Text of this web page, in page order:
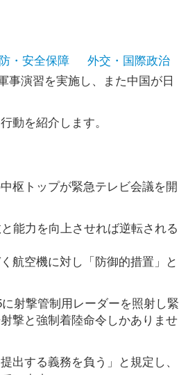
・安全保障
外交・国際政治
事演習を実施し、また中国が日
動を紹介します。
枢トップが緊急テレビ会議を開
能力を向上させれば逆転される
航空機に対し「防御的措置」と
射撃管制用レーダーを照射し緊
撃と強制着陸命令しかありませ
する義務を負う」と規定し、